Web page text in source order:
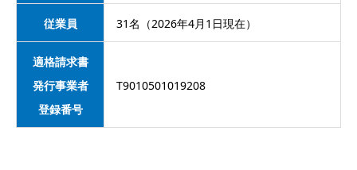
従業員 31名（2026年4月1日現在）
適格請求書
発行事業者
登録番号
T9010501019208